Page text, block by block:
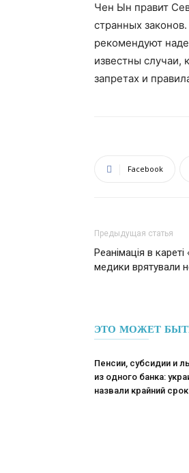
Чен Ын правит
странных
рекомендуют
известны случаи,
запретах и
Facebook
Предыдущая статья
Реанімація в
медики врятували
ЭТО МОЖЕТ
Пенсии, субсидии и
из одного банка:
назвали крайний срок